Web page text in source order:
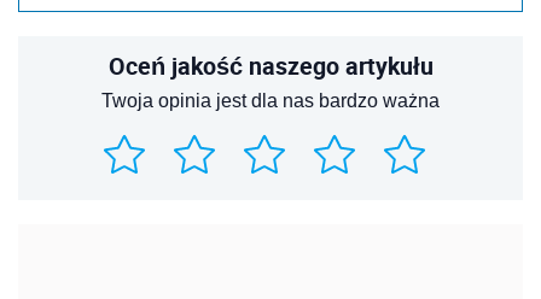
Oceń jakość naszego artykułu
Twoja opinia jest dla nas bardzo ważna